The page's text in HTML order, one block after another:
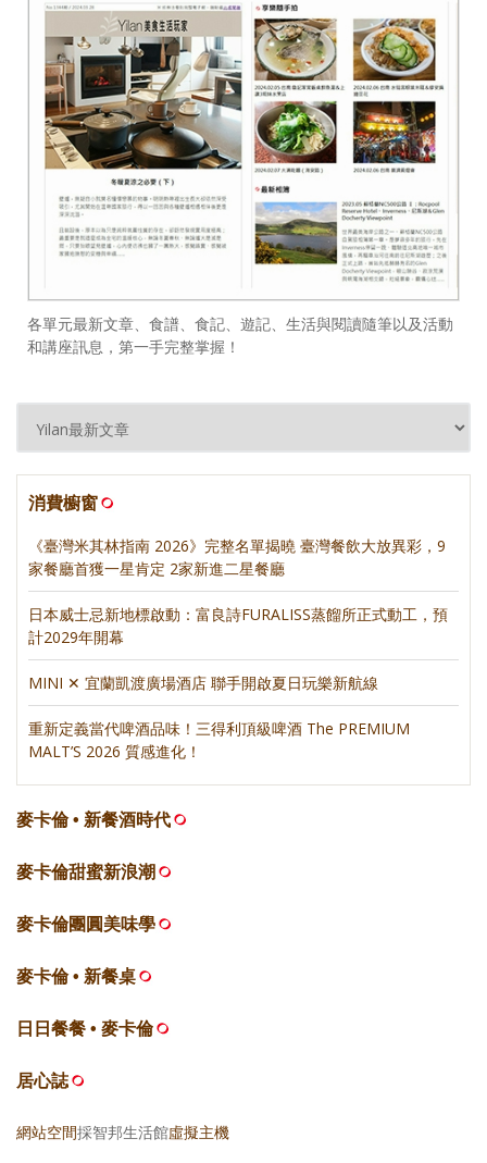
各單元最新文章、食譜、食記、遊記、生活與閱讀隨筆以及活動
和講座訊息，第一手完整掌握！
消費櫥窗
《臺灣米其林指南 2026》完整名單揭曉 臺灣餐飲大放異彩，9
家餐廳首獲一星肯定 2家新進二星餐廳
日本威士忌新地標啟動：富良詩FURALISS蒸餾所正式動工，預
計2029年開幕
MINI ✕ 宜蘭凱渡廣場酒店 聯手開啟夏日玩樂新航線
重新定義當代啤酒品味！三得利頂級啤酒 The PREMIUM
MALT’S 2026 質感進化！
麥卡倫 • 新餐酒時代
麥卡倫甜蜜新浪潮
麥卡倫團圓美味學
麥卡倫 • 新餐桌
日日餐餐 • 麥卡倫
居心誌
網站空間採智邦生活館虛擬主機